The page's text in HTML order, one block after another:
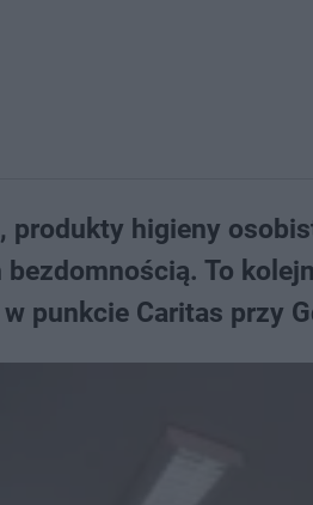
produkty higieny
To
punkcie Caritas przy